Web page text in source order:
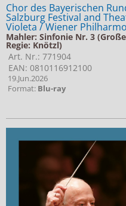
Chor des Bayerischen
Salzburg Festival and
Violeta / Wiener
Mahler: Sinfonie Nr. 3
Regie: Knötzl)
Art. Nr.: 771904
EAN: 0810116912100
19.Jun.2026
Format: Blu-ray